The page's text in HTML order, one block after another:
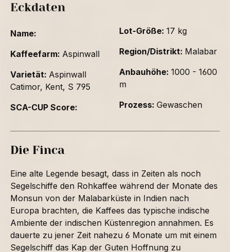
Eckdaten
Name:
Kaffeefarm: Aspinwall
Varietät: Aspinwall
Catimor, Kent, S 795
SCA-CUP Score:
Lot-Größe: 17 kg
Region/Distrikt: Malabar
Anbauhöhe: 1000 - 1600
m
Prozess: Gewaschen
Die Finca
Eine alte Legende besagt, dass in Zeiten als noch
Segelschiffe den Rohkaffee während der Monate des
Monsun von der Malabarküste in Indien nach
Europa brachten, die Kaffees das typische indische
Ambiente der indischen Küstenregion annahmen. Es
dauerte zu jener Zeit nahezu 6 Monate um mit einem
Segelschiff das Kap der Guten Hoffnung zu